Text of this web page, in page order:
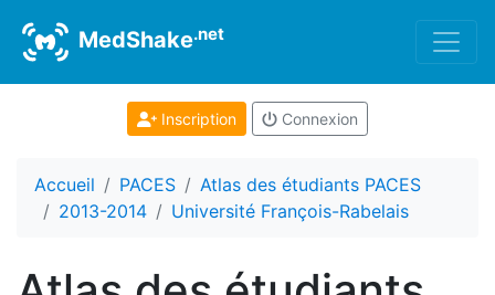
MedShake.net
Inscription Connexion
Accueil PACES
Atlas des étudiants PACES
2013-2014
Université François-Rabelais